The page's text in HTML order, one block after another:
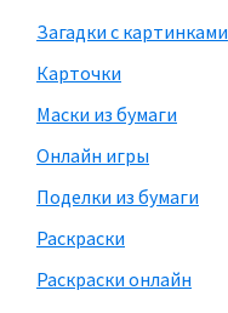
Загадки с картинками
Карточки
Маски из бумаги
Онлайн игры
Поделки из бумаги
Раскраски
Раскраски онлайн